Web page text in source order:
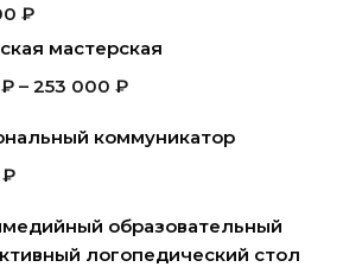
₽
мастерская
₽ – 253 000 ₽
коммуникатор
₽
образовательный
логопедический стол